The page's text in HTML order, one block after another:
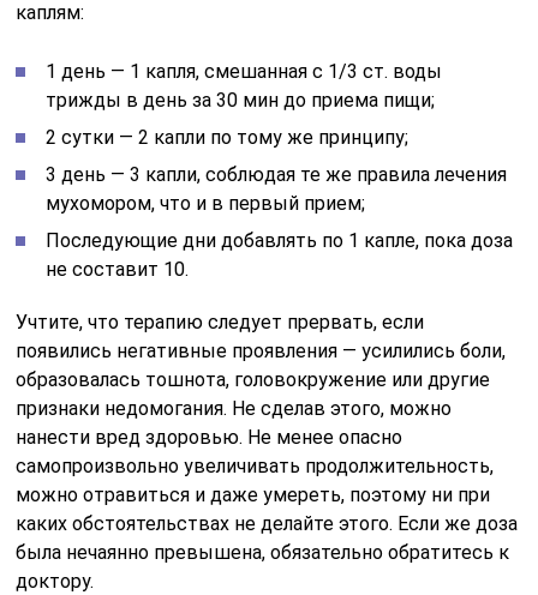
каплям:
1 день — 1 капля, смешанная с 1/3 ст. воды
трижды в день за 30 мин до приема пищи;
2 сутки — 2 капли по тому же принципу;
3 день — 3 капли, соблюдая те же правила лечения
мухомором, что и в первый прием;
Последующие дни добавлять по 1 капле, пока доза
не составит 10.
Учтите, что терапию следует прервать, если
появились негативные проявления — усилились боли,
образовалась тошнота, головокружение или другие
признаки недомогания. Не сделав этого, можно
нанести вред здоровью. Не менее опасно
самопроизвольно увеличивать продолжительность,
можно отравиться и даже умереть, поэтому ни при
каких обстоятельствах не делайте этого. Если же доза
была нечаянно превышена, обязательно обратитесь к
доктору.